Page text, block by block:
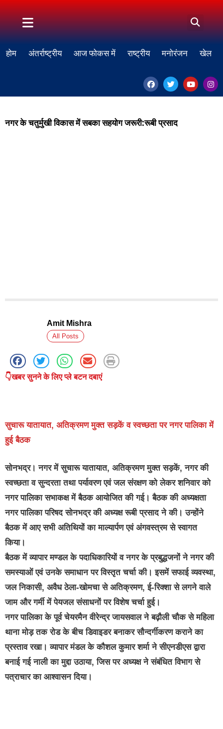
होम अंतर्राष्ट्रीय आज फोकस में राष्ट्रीय मनोरंजन खेल
नगर के चतुर्मुखी विकास में सबका सहयोग जरूरी:रूबी प्रसाद
Amit Mishra
All Posts
👇खबर सुनने के लिए प्ले बटन दबाएं
सुचारू यातायात, अतिक्रमण मुक्त सड़कें व स्वच्छता पर नगर पालिका में
हुई बैठक
सोनभद्र। नगर में सुचारू यातायात, अतिक्रमण मुक्त सड़कें, नगर की
स्वच्छता व सुन्दरता तथा पर्यावरण एवं जल संरक्षण को लेकर शनिवार को
नगर पालिका सभाकक्ष में बैठक आयोजित की गई। बैठक की अध्यक्षता
नगर पालिका परिषद सोनभद्र की अध्यक्ष रूबी प्रसाद ने की। उन्होंने
बैठक में आए सभी अतिथियों का माल्यार्पण एवं अंगवस्त्रम से स्वागत
किया।
बैठक में व्यापार मण्डल के पदाधिकारियों व नगर के प्रबुद्धजनों ने नगर की
समस्याओं एवं उनके समाधान पर विस्तृत चर्चा की। इसमें सफाई व्यवस्था,
जल निकासी, अवैध ठेला-खोमचा से अतिक्रमण, ई-रिक्शा से लगने वाले
जाम और गर्मी में पेयजल संसाधनों पर विशेष चर्चा हुई।
नगर पालिका के पूर्व चेयरमैन वीरेन्द्र जायसवाल ने बढ़ौली चौक से महिला
थाना मोड़ तक रोड के बीच डिवाइडर बनाकर सौन्दर्गीकरण कराने का
प्रस्ताव रखा। व्यापार मंडल के कौशल कुमार शर्मा ने सीएनडीएस द्वारा
बनाई गई नाली का मुद्दा उठाया, जिस पर अध्यक्ष ने संबंधित विभाग से
पत्राचार का आश्वासन दिया।